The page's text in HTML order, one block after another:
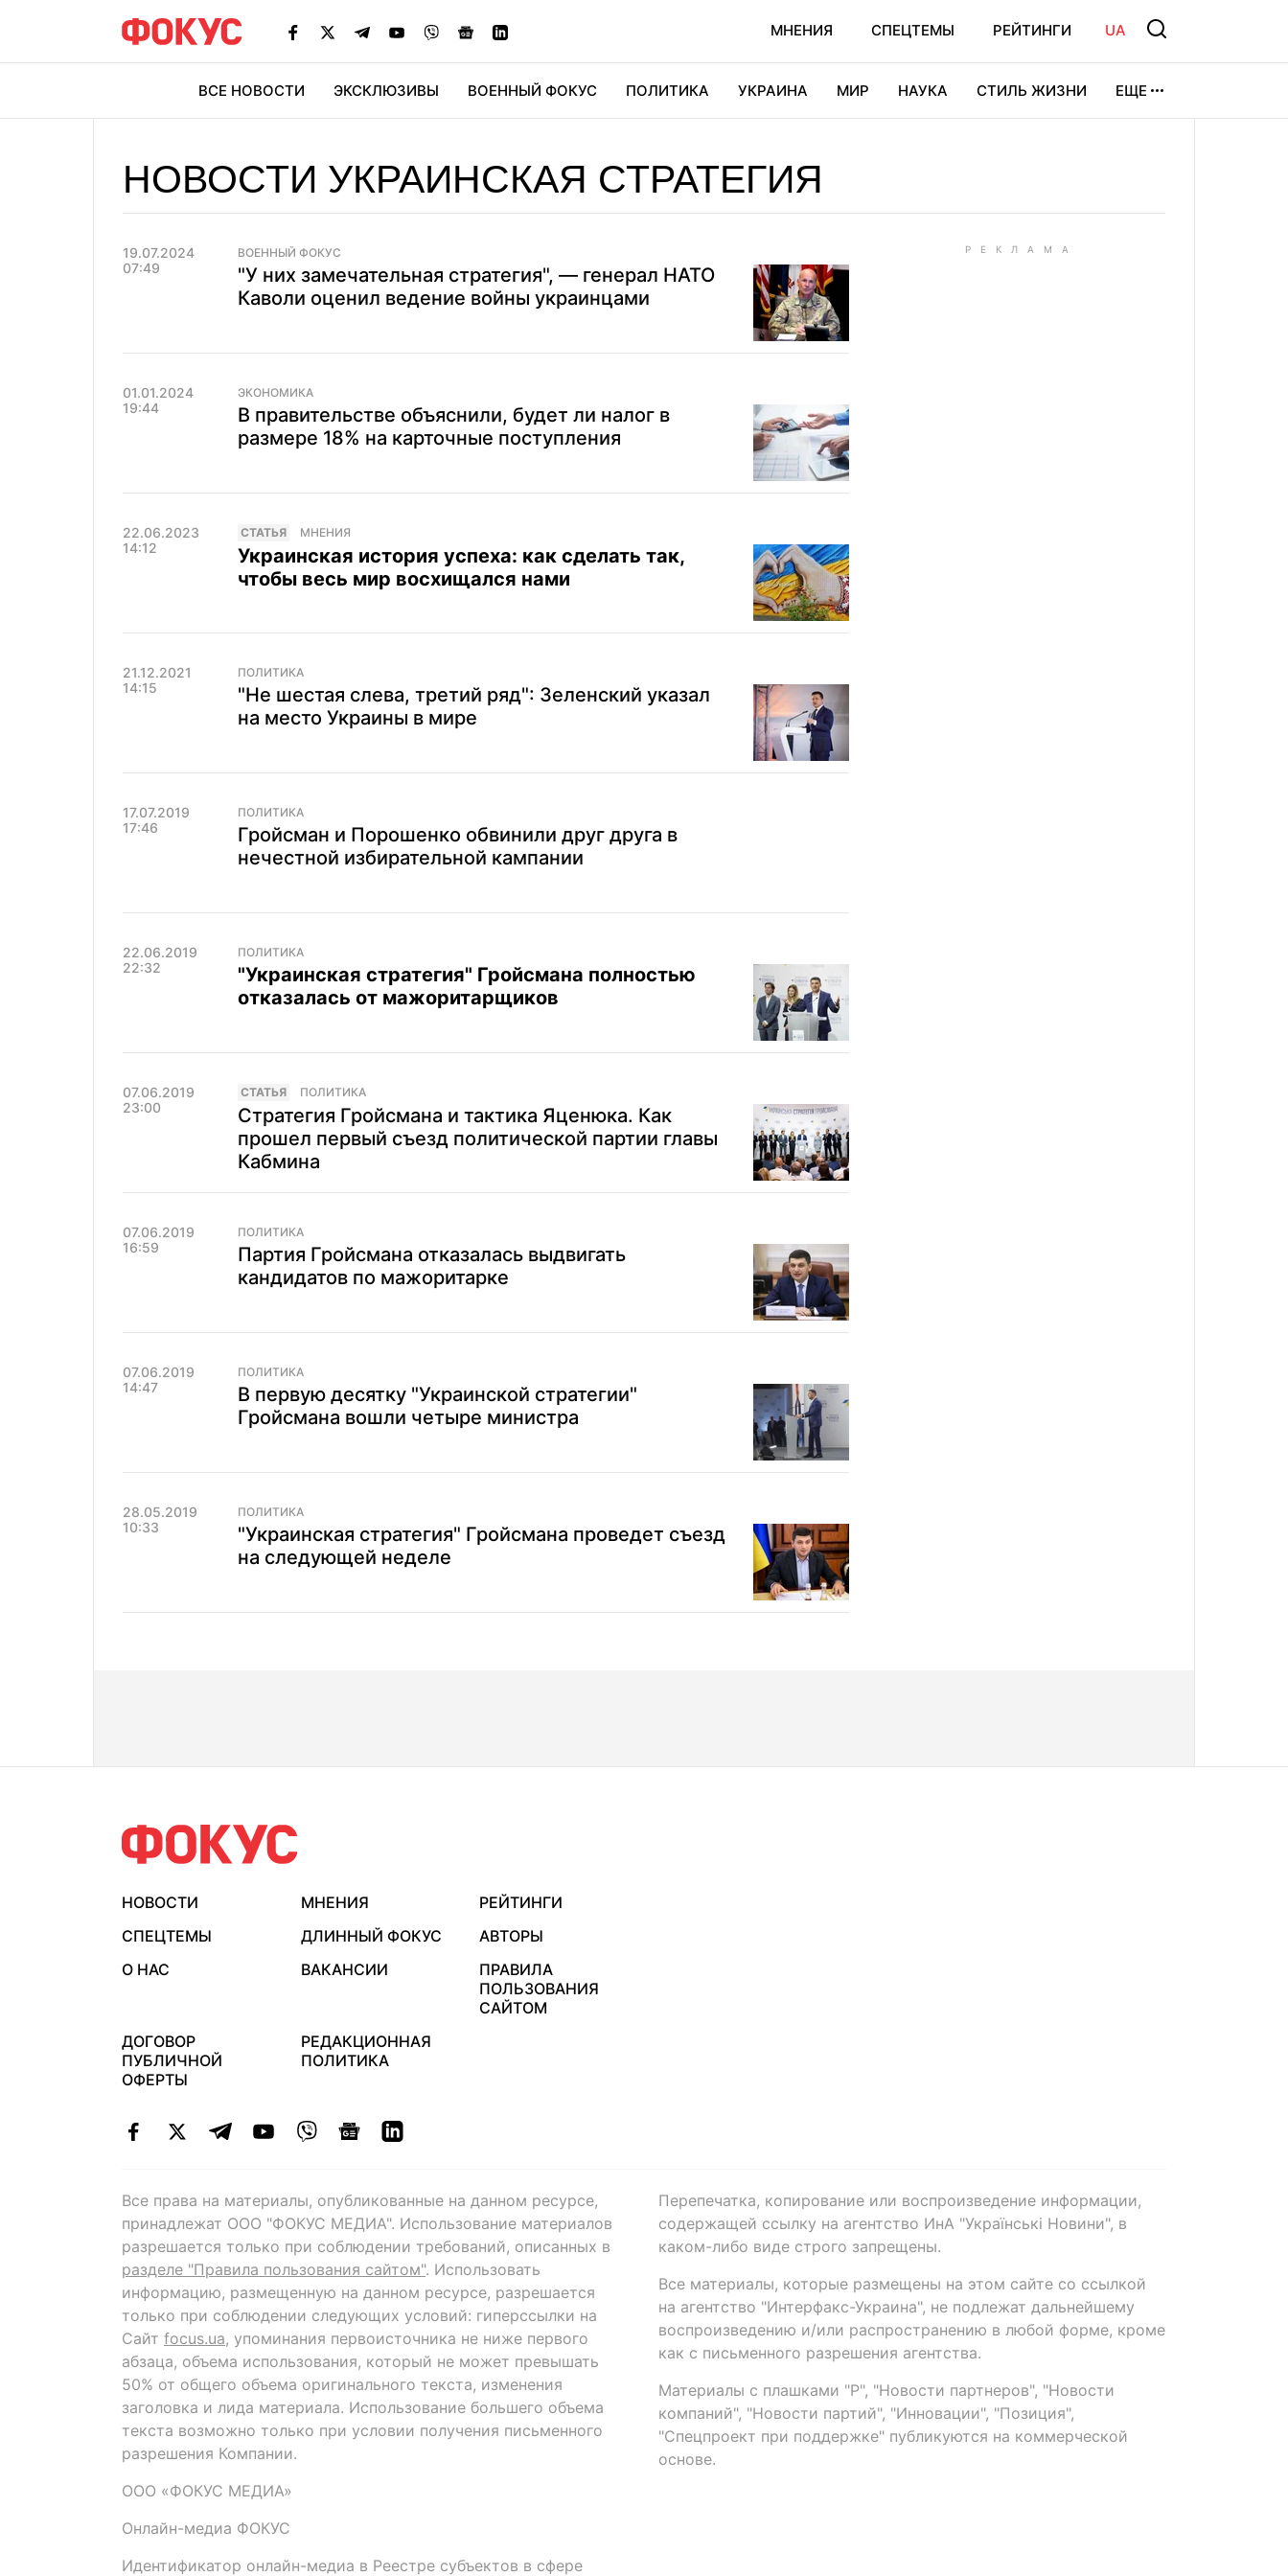
МНЕНИЯ СПЕЦТЕМЫ РЕЙТИНГИ UA
ВСЕ НОВОСТИ ЭКСКЛЮЗИВЫ ВОЕННЫЙ ФОКУС ПОЛИТИКА УКРАИНА МИР НАУКА СТИЛЬ ЖИЗНИ ЕЩЕ
НОВОСТИ УКРАИНСКАЯ СТРАТЕГИЯ
19.07.2024
07:49
ВОЕННЫЙ ФОКУС
"У них замечательная стратегия", — генерал НАТО
Каволи оценил ведение войны украинцами
01.01.2024
19:44
ЭКОНОМИКА
В правительстве объяснили, будет ли налог в
размере 18% на карточные поступления
22.06.2023
14:12
CТАТЬЯ МНЕНИЯ
Украинская история успеха: как сделать так,
чтобы весь мир восхищался нами
21.12.2021
14:15
ПОЛИТИКА
"Не шестая слева, третий ряд": Зеленский указал
на место Украины в мире
17.07.2019
17:46
ПОЛИТИКА
Гройсман и Порошенко обвинили друг друга в
нечестной избирательной кампании
22.06.2019
22:32
ПОЛИТИКА
"Украинская стратегия" Гройсмана полностью
отказалась от мажоритарщиков
07.06.2019
23:00
CТАТЬЯ ПОЛИТИКА
Стратегия Гройсмана и тактика Яценюка. Как
прошел первый съезд политической партии главы
Кабмина
07.06.2019
16:59
ПОЛИТИКА
Партия Гройсмана отказалась выдвигать
кандидатов по мажоритарке
07.06.2019
14:47
ПОЛИТИКА
В первую десятку "Украинской стратегии"
Гройсмана вошли четыре министра
28.05.2019
10:33
ПОЛИТИКА
"Украинская стратегия" Гройсмана проведет съезд
на следующей неделе
НОВОСТИ МНЕНИЯ
РЕЙТИНГИ
СПЕЦТЕМЫ
ДЛИННЫЙ ФОКУС
АВТОРЫ
О НАС
ВАКАНСИИ
ПРАВИЛА
ПОЛЬЗОВАНИЯ
САЙТОМ
ДОГОВОР
ПУБЛИЧНОЙ
ОФЕРТЫ
РЕДАКЦИОННАЯ
ПОЛИТИКА
Все права на материалы, опубликованные на данном ресурсе,
принадлежат ООО "ФОКУС МЕДИА". Использование материалов
разрешается только при соблюдении требований, описанных в
разделе "Правила пользования сайтом". Использовать
информацию, размещенную на данном ресурсе, разрешается
только при соблюдении следующих условий: гиперссылки на
Сайт focus.ua, упоминания первоисточника не ниже первого
абзаца, объема использования, который не может превышать
50% от общего объема оригинального текста, изменения
заголовка и лида материала. Использование большего объема
текста возможно только при условии получения письменного
разрешения Компании.
ООО «ФОКУС МЕДИА»
Онлайн-медиа ФОКУС
Идентификатор онлайн-медиа в Реестре субъектов в сфере
Перепечатка, копирование или воспроизведение информации,
содержащей ссылку на агентство ИнА "Українські Новини", в
каком-либо виде строго запрещены.
Все материалы, которые размещены на этом сайте со ссылкой
на агентство "Интерфакс-Украина", не подлежат дальнейшему
воспроизведению и/или распространению в любой форме, кроме
как с письменного разрешения агентства.
Материалы с плашками "Р", "Новости партнеров", "Новости
компаний", "Новости партий", "Инновации", "Позиция",
"Спецпроект при поддержке" публикуются на коммерческой
основе.